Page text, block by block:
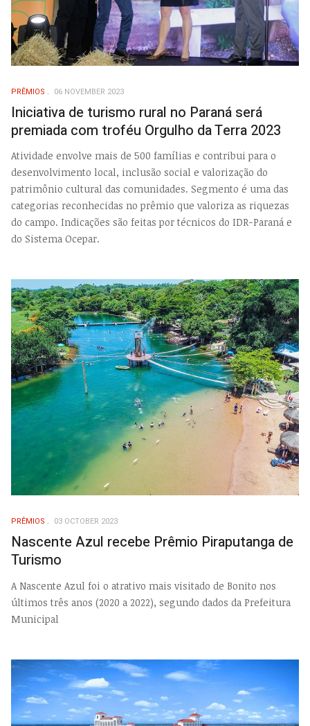
PRÊMIOS 06 NOVEMBER 2023
Iniciativa de turismo rural no Paraná será
premiada com troféu Orgulho da Terra 2023
Atividade envolve mais de 500 famílias e contribui para o
desenvolvimento local, inclusão social e valorização do
patrimônio cultural das comunidades. Segmento é uma das
categorias reconhecidas no prêmio que valoriza as riquezas
do campo. Indicações são feitas por técnicos do IDR-Paraná e
do Sistema Ocepar.
PRÊMIOS 03 OCTOBER 2023
Nascente Azul recebe Prêmio Piraputanga de
Turismo
A Nascente Azul foi o atrativo mais visitado de Bonito nos
últimos três anos (2020 a 2022), segundo dados da Prefeitura
Municipal